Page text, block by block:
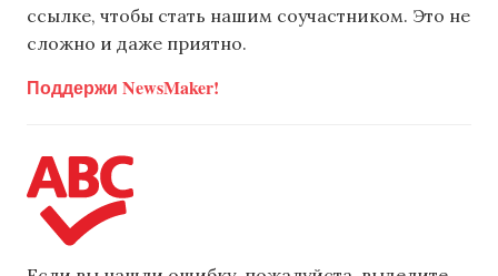
ссылке, чтобы стать нашим соучастником. Это не
сложно и даже приятно.
Поддержи NewsMaker!